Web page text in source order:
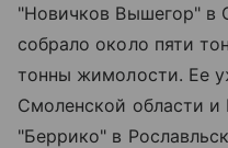
"Новичков Вышегор" в
собрало около пяти
тонны жимолости. Ее
Смоленской области
"Беррико" в